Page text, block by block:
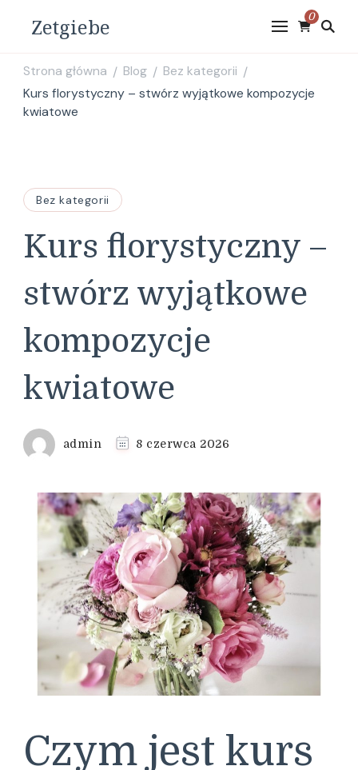
Zetgiebe 0
Strona główna / Blog / Bez kategorii /
Kurs florystyczny – stwórz wyjątkowe kompozycje
kwiatowe
Bez kategorii
Kurs florystyczny –
stwórz wyjątkowe
kompozycje
kwiatowe
admin 8 czerwca 2026
Czym jest kurs